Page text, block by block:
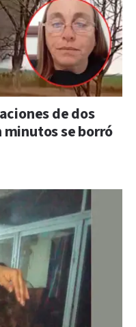
de dos
minutos se borró